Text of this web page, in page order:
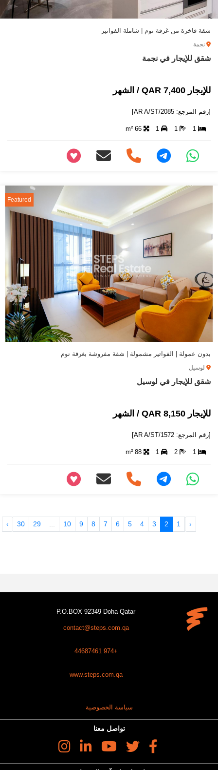
شقة فاخرة من غرفة نوم | شاملة الفواتير
نجمة
شقق للإيجار في نجمة
للإيجار 7,400 QAR / الشهر
[رقم المرجع: AR A/ST/2085]
1
1
1
66 m²
Featured
بدون عمولة | الفواتير مشمولة | شقة مفروشة بغرفة نوم
لوسيل
شقق للإيجار في لوسيل
للإيجار 8,150 QAR / الشهر
[رقم المرجع: AR A/ST/1572]
1
2
1
88 m²
‹
1
2
3
4
5
6
7
8
9
10
29
30
›
P.O.BOX 92349 Doha Qatar
contact@steps.com.qa
+974 44687461
www.steps.com.qa
سياسة الخصوصية
تواصل معنا